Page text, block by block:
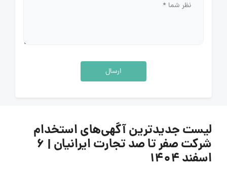
ارسال
لیست جدیدترین آگهی‌های استخدام
شرکت صفر تا صد تجارت ایرانیان | ۶
اسفند ۱۴۰۴